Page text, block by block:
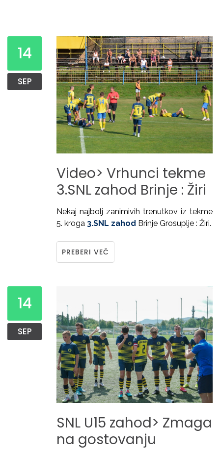
14
SEP
Video> Vrhunci tekme
3.SNL zahod Brinje : Žiri
Nekaj najbolj zanimivih trenutkov iz tekme
5. kroga 3.SNL zahod Brinje Grosuplje : Žiri.
PREBERI VEČ
14
SEP
SNL U15 zahod> Zmaga
na gostovanju